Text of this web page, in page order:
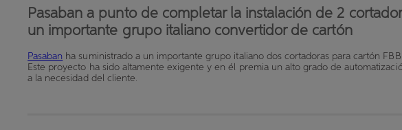
Pasaban a punto de completar la instalación de 2
un importante grupo italiano convertidor de cartón
Pasaban ha suministrado a un importante grupo italiano dos cortadoras para cartón
Este proyecto ha sido altamente exigente y en él premia un alto grado de
a la necesidad del cliente.